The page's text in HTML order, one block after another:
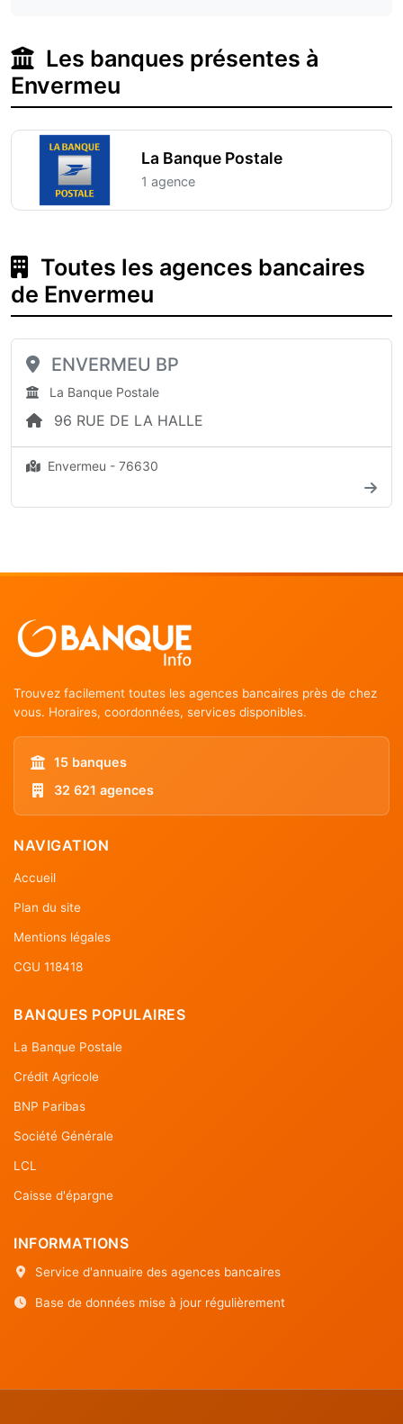
Les banques présentes à
Envermeu
La Banque Postale
1 agence
Toutes les agences bancaires
de Envermeu
ENVERMEU BP
La Banque Postale
96 RUE DE LA HALLE
Envermeu - 76630
Trouvez facilement toutes les agences bancaires près de chez
vous. Horaires, coordonnées, services disponibles.
15 banques
32 621 agences
NAVIGATION
Accueil
Plan du site
Mentions légales
CGU 118418
BANQUES POPULAIRES
La Banque Postale
Crédit Agricole
BNP Paribas
Société Générale
LCL
Caisse d'épargne
INFORMATIONS
Service d'annuaire des agences bancaires
Base de données mise à jour régulièrement